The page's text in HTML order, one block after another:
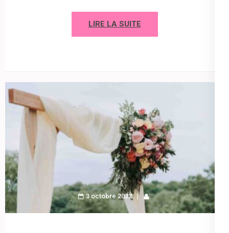
LIRE LA SUITE
3 octobre 2022